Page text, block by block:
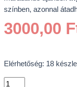
színben, azonnal
3000,00
Elérhetőség: 18